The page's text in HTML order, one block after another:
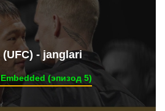
- janglari
(эпизод 5)